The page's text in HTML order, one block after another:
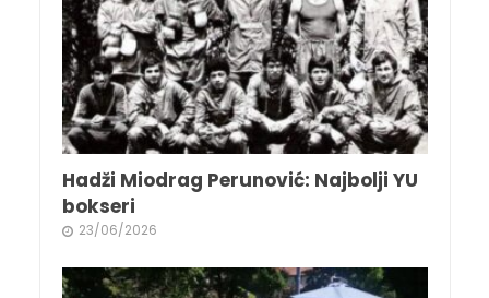
Hadži Miodrag Perunović: Najbolji YU
bokseri
23/06/2026